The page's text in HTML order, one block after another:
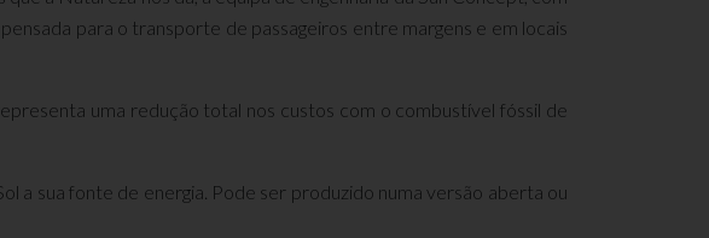
para o transporte de passageiros entre margens e em locais
uma redução total nos custos com o combustível fóssil de
a sua fonte de energia. Pode ser produzido numa versão aberta ou